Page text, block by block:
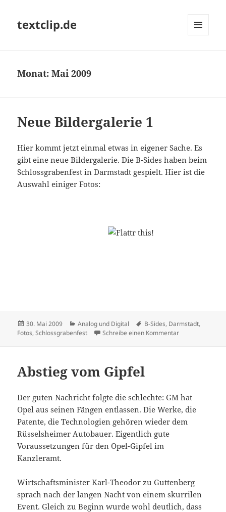
textclip.de
Monat:Mai 2009
Neue Bildergalerie 1
Hier kommt jetzt einmal etwas in eigener Sache. Es
gibt eine neue Bildergalerie. Die B-Sides haben beim
Schlossgrabenfest in Darmstadt gespielt. Hier ist die
Auswahl einiger Fotos:
Veröffentlicht
am
30. Mai 2009 Kategorien
Analog und Digital Schlagwörter
B-Sides, Darmstadt,
Fotos,Schlossgrabenfest Schreibe einen Kommentarzu Neue
Abstieg vom Gipfel
Der guten Nachricht folgte die schlechte: GM hat
Opel aus seinen Fängen entlassen. Die Werke, die
Patente, die Technologien gehören wieder dem
Rüsselsheimer Autobauer. Eigentlich gute
Voraussetzungen für den Opel-Gipfel im
Kanzleramt.
Wirtschaftsminister Karl-Theodor zu Guttenberg
sprach nach der langen Nacht von einem skurrilen
Event. Gleich zu Beginn wurde wohl deutlich, dass